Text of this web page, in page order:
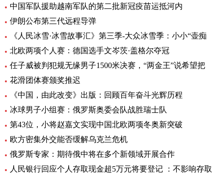
中国军队援助越南军队的第二批新冠疫苗运抵河内
伊朗公布第三代远程导弹
《人民冰雪·冰雪故事汇》第三季-大众冰雪季：小小“壶痴
北欧两项个人赛：德国选手文岑茨·盖格尔夺冠
任子威被判犯规无缘男子1500米决赛，“两金王”说希望把
花滑团体赛颁奖推迟
《中国，由此改变》出版：回顾百年奋斗光辉历程
冰球男子小组赛：俄罗斯奥委会队战胜瑞士队
第43位，小将赵嘉文实现中国北欧两项冬奥新突破
欧方密集外交能否缓解乌克兰危机
俄罗斯专家：期待俄中将在多个新领域开展合作
人民银行回应个人存取现金超5万元将要登记 ：不影响存取